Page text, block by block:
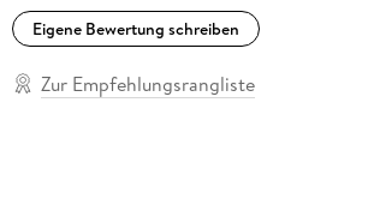
Eigene Bewertung schreiben
Zur Empfehlungsrangliste